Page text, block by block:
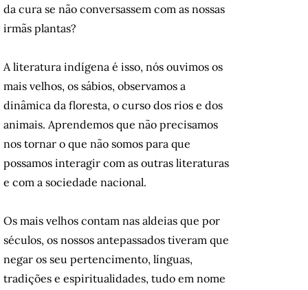
da cura se não conversassem com as nossas
irmãs plantas?
A literatura indígena é isso, nós ouvimos os
mais velhos, os sábios, observamos a
dinâmica da floresta, o curso dos rios e dos
animais. Aprendemos que não precisamos
nos tornar o que não somos para que
possamos interagir com as outras literaturas
e com a sociedade nacional.
Os mais velhos contam nas aldeias que por
séculos, os nossos antepassados tiveram que
negar os seu pertencimento, línguas,
tradições e espiritualidades, tudo em nome